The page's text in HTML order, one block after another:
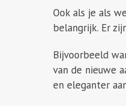
Ook als je als
belangrijk. Er
Bijvoorbeeld
van de nieuwe
en eleganter